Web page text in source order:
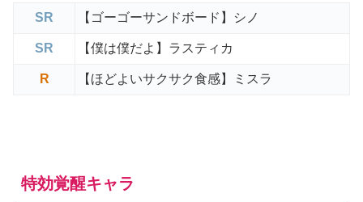
SR 【ゴーゴーサンドボード】シノ
SR 【僕は僕だよ】ラスティカ
R 【ほどよいサクサク食感】ミスラ
特効覚醒キャラ